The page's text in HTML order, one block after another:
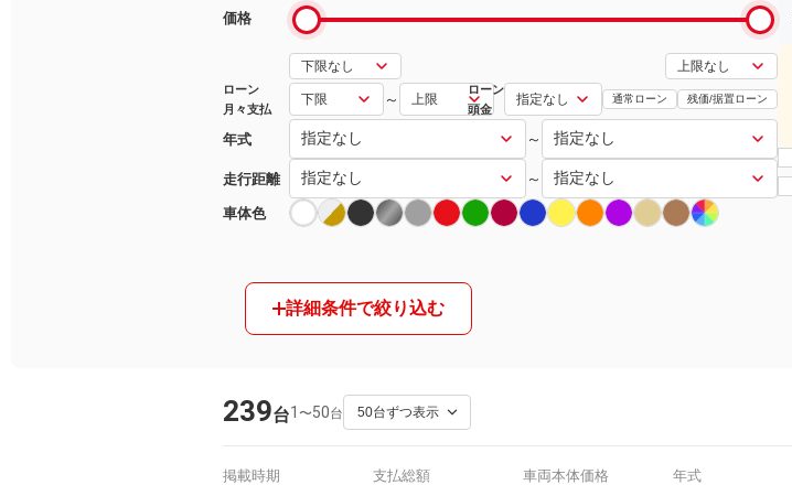
価格
ローン
月々支払
～
ローン
頭金
通常ローン 残価/据置ローン
年式 ～
走行距離 ～
車体色
詳細条件で絞り込む
239台1 〜50台
掲載時期 支払総額 車両本体価格 年式